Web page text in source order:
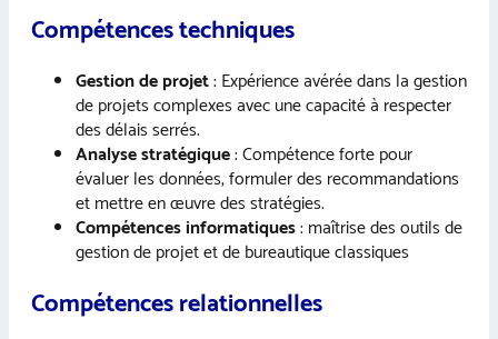
Compétences techniques
Gestion de projet: Expérience avérée dans la gestion
de projets complexes avec une capacité à respecter
des délais serrés.
Analyse stratégique: Compétence forte pour
évaluer les données, formuler des recommandations
et mettre en œuvre des stratégies.
Compétences informatiques: maîtrise des outils de
gestion de projet et de bureautique classiques
Compétences relationnelles